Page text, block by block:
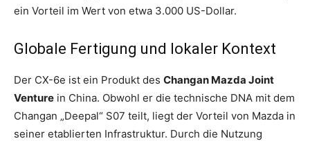
ein Vorteil im Wert von etwa 3.000 US-Dollar.
Globale Fertigung und lokaler Kontext
Der CX-6e ist ein Produkt des Changan Mazda Joint
Venture in China. Obwohl er die technische DNA mit dem
Changan „Deepal“ S07 teilt, liegt der Vorteil von Mazda in
seiner etablierten Infrastruktur. Durch die Nutzung